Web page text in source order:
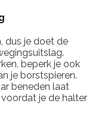
dus je doet de
beperk je ook
je borstspieren.
beneden laat
je de halter